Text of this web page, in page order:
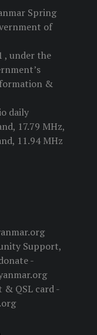
Spring
of
, under the
&
daily
17.79 MHz,
11.94 MHz
Support,
-
QSL card -